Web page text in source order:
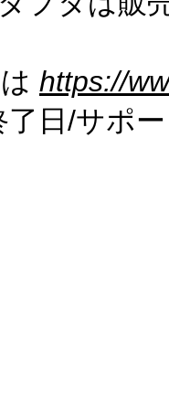
https://
了日/サポ